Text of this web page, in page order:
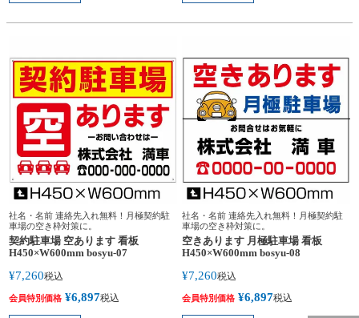
社名・名前 連絡先入れ無料！月極契約駐
車場の空き枠対策に。
契約駐車場 空あります 看板
H450×W600mm bosyu-07
¥7,260税込
会員特別価格 ¥6,897税込
社名・名前 連絡先入れ無料！月極契約駐
車場の空き枠対策に。
空きあります 月極駐車場 看板
H450×W600mm bosyu-08
¥7,260税込
会員特別価格 ¥6,897税込